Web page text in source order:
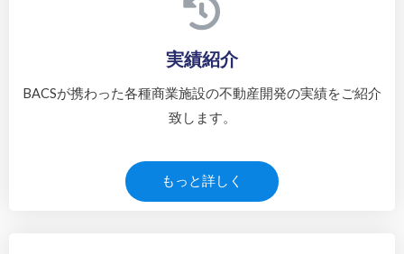
実績紹介
BACSが携わった各種商業施設の不動産開発の実績をご紹介
致します。
もっと詳しく